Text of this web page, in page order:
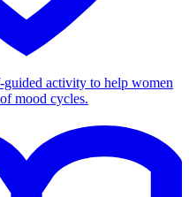
guided activity to help women
mood cycles.